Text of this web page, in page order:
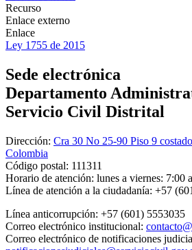
Recurso
Enlace externo
Enlace
Ley 1755 de 2015
Sede electrónica
Departamento
Servicio Civil Distrital
Dirección: Cra 30 No 25-90 Piso 9
Colombia
Código postal: 111311
Horario de atención: lunes a viernes: 7:00
Línea de atención a la ciudadanía: +57
Línea anticorrupción: +57 (601) 5553035
Correo electrónico institucional:
Correo electrónico de notificaciones